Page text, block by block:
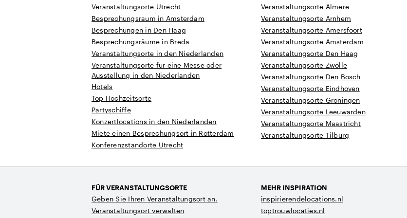
Veranstaltungsorte Utrecht
Besprechungsraum in Amsterdam
Besprechungen in Den Haag
Besprechungsräume in Breda
Veranstaltungsorte in den Niederlanden
Veranstaltungsorte für eine Messe oder
Ausstellung in den Niederlanden
Hotels
Top Hochzeitsorte
Partyschiffe
Konzertlocations in den Niederlanden
Miete einen Besprechungsort in Rotterdam
Konferenzstandorte Utrecht
Veranstaltungsorte Almere
Veranstaltungsorte Arnhem
Veranstaltungsorte Amersfoort
Veranstaltungsorte Amsterdam
Veranstaltungsorte Den Haag
Veranstaltungsorte Zwolle
Veranstaltungsorte Den Bosch
Veranstaltungsorte Eindhoven
Veranstaltungsorte Groningen
Veranstaltungsorte Leeuwarden
Veranstaltungsorte Maastricht
Veranstaltungsorte Tilburg
FÜR VERANSTALTUNGSORTE
Geben Sie Ihren Veranstaltungsort an.
Veranstaltungsort verwalten
MEHR INSPIRATION
inspirierendelocations.nl
toptrouwlocaties.nl